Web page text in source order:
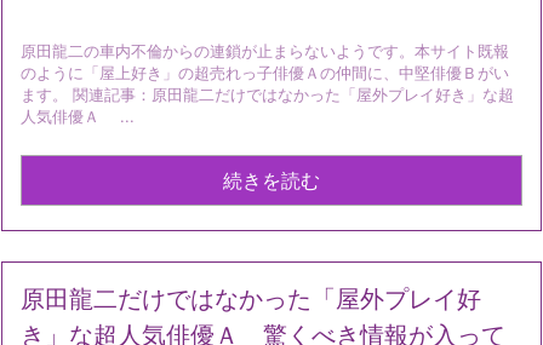
原田龍二の車内不倫からの連鎖が止まらないようです。本サイト既報
のように「屋上好き」の超売れっ子俳優Ａの仲間に、中堅俳優Ｂがい
ます。 関連記事：原田龍二だけではなかった「屋外プレイ好き」な超
人気俳優Ａ ...
続きを読む
原田龍二だけではなかった「屋外プレイ好
き」な超人気俳優Ａ 驚くべき情報が入って